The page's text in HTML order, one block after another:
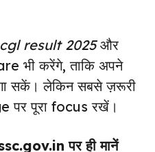
result 2025और
भी करेंगे, ताकि अपने
सकें। लेकिन सबसे ज़रूरी
पर पूरा focus रखें।
पर ही मानें